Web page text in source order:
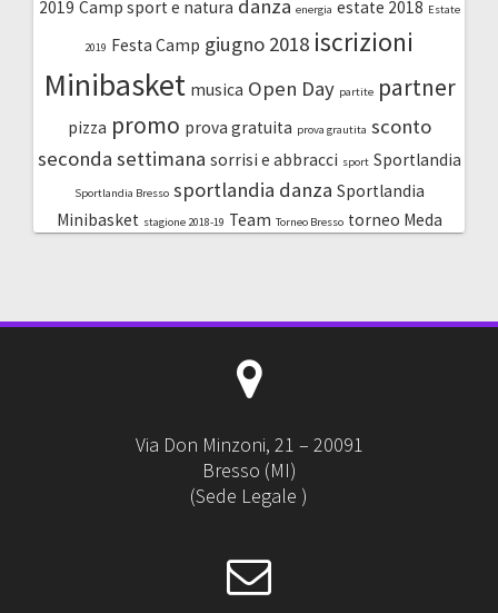
2019 Camp sport e natura danza energia estate 2018 Estate
2019 Festa Camp giugno 2018 iscrizioni
Minibasket musica Open Day partite partner
pizza promo prova gratuita prova grautita sconto
seconda settimana sorrisi e abbracci sport Sportlandia
Sportlandia Bresso sportlandia danza Sportlandia
Minibasket stagione 2018-19 Team Torneo Bresso torneo Meda
Via Don Minzoni, 21 – 20091
Bresso (MI)
(Sede Legale )